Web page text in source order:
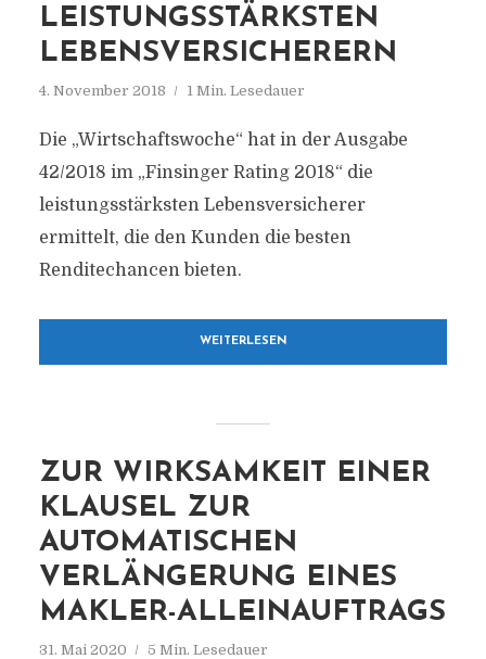
LEISTUNGSSTÄRKSTEN
LEBENSVERSICHERERN
4. November 2018 1 Min. Lesedauer
Die „Wirtschaftswoche“ hat in der Ausgabe
42/2018 im „Finsinger Rating 2018“ die
leistungsstärksten Lebensversicherer
ermittelt, die den Kunden die besten
Renditechancen bieten.
WEITERLESEN
ZUR WIRKSAMKEIT EINER
KLAUSEL ZUR
AUTOMATISCHEN
VERLÄNGERUNG EINES
MAKLER-ALLEINAUFTRAGS
31. Mai 2020 5 Min. Lesedauer